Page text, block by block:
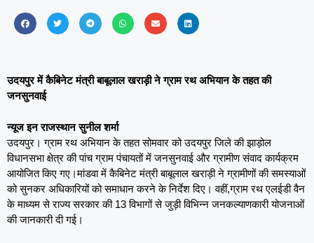
उदयपुर में कैबिनेट मंत्री बाबूलाल खराड़ी ने ग्राम रथ अभियान के तहत की
जनसुनवाई
न्यूज इन राजस्थान सुनील शर्मा
उदयपुर। ग्राम रथ अभियान के तहत सोमवार को उदयपुर जिले की झाड़ोल
विधानसभा क्षेत्र की पांच ग्राम पंचायतों में जनसुनवाई और ग्रामीण संवाद कार्यक्रम
आयोजित किए गए।मांडवा में कैबिनेट मंत्री बाबूलाल खराड़ी ने ग्रामीणों की समस्याओं
को सुनकर अधिकारियों को समाधान करने के निर्देश दिए। वहीं,ग्राम रथ एलईडी वैन
के माध्यम से राज्य सरकार की 13 विभागों से जुड़ी विभिन्न जनकल्याणकारी योजनाओं
की जानकारी दी गई।